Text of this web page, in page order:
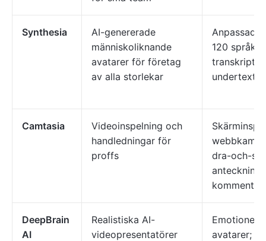
Synthesia
AI-genererade
människoliknande
avatarer för företag
av alla storlekar
Anpassade
120 språk;
undertexter
Camtasia
Videoinspelning och
handledningar för
proffs
dra-och-
DeepBrain
AI
Realistiska AI-
videopresentatörer
Emotionellt
avatarer;